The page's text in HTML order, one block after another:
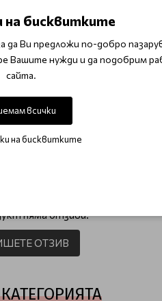
лак и времето за
няма отзиви.
ОТЗИВ
на бисквитките
да Ви предложи по-добро
Вашите нужди и да подобрим
сайта.
всички
на бисквитките